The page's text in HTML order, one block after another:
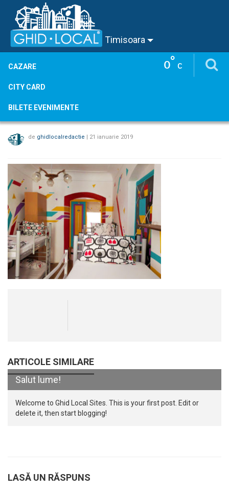
Timisoara
0° C
CAZARE
CITY CARD
BILETE EVENIMENTE
de ghidlocalredactie | 21 ianuarie 2019
ARTICOLE SIMILARE
Salut lume!
Welcome to Ghid Local Sites. This is your first post. Edit or
delete it, then start blogging!
LASĂ UN RĂSPUNS